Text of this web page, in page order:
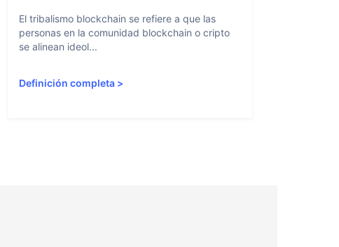
El tribalismo blockchain se refiere a que las
personas en la comunidad blockchain o cripto
se alinean ideol...
Definición completa>